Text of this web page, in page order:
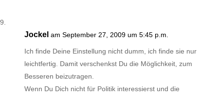
Jockel am September 27, 2009 um 5:45 p.m.
Ich finde Deine Einstellung nicht dumm, ich finde sie nur
leichtfertig. Damit verschenkst Du die Möglichkeit, zum
Besseren beizutragen.
Wenn Du Dich nicht für Politik interessierst und die